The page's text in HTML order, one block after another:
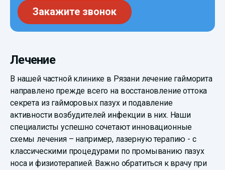
Закажите звонок
Лечение
В нашей частной клинике в Рязани лечение гайморита
направлено прежде всего на восстановление оттока
секрета из гайморовых пазух и подавление
активности возбудителей инфекции в них. Наши
специалисты успешно сочетают инновационные
схемы лечения – например, лазерную терапию - с
классическими процедурами по промыванию пазух
носа и физиотерапией. Важно обратиться к врачу при